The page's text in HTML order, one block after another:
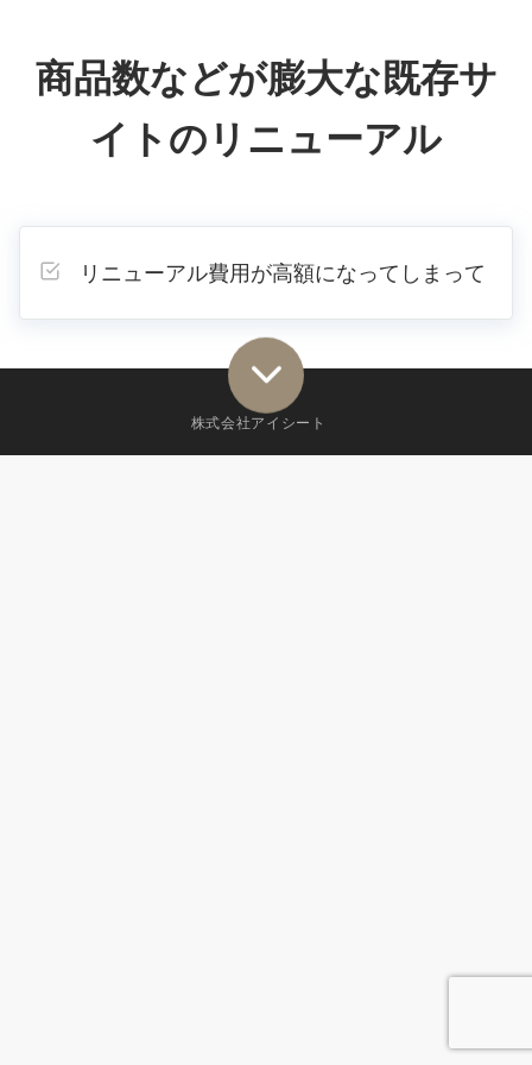
商品数などが膨大な既存サ
イトのリニューアル
リニューアル費用が高額になってしまって
株式会社アイシート